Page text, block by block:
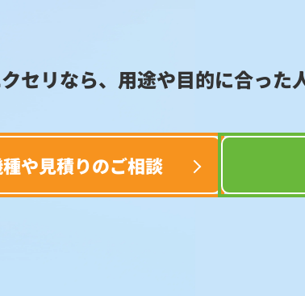
セリなら、用途や目的に合った
や見積りのご相談